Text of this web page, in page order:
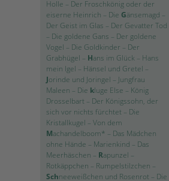
Holle – Der Froschkönig oder der
eiserne Heinrich – Die Gänsemagd –
Der Geist im Glas – Der Gevatter Tod
– Die goldene Gans – Der goldene
Vogel – Die Goldkinder – Der
Grabhügel – Hans im Glück – Hans
mein Igel – Hänsel und Gretel –
Jorinde und Joringel – Jungfrau
Maleen – Die kluge Else – König
Drosselbart – Der Königssohn, der
sich vor nichts fürchtet – Die
Kristallkugel – Von dem
Machandelboom* – Das Mädchen
ohne Hände – Marienkind – Das
Meerhäschen – Rapunzel –
Rotkäppchen – Rumpelstilzchen –
Schneeweißchen und Rosenrot – Die